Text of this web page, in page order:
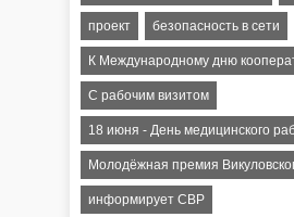
проект безопасность в сети
К Международному дню
C рабочим визитом
18 июня - День медицинского
Молодёжная премия
информирует СВР